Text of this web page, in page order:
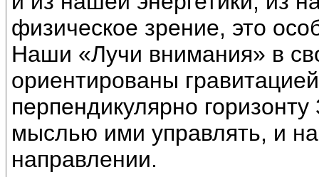
физическое зрение, это
Наши «Лучи внимания» в
ориентированы
перпендикулярно
мыслью ими управлять, и
направлении.